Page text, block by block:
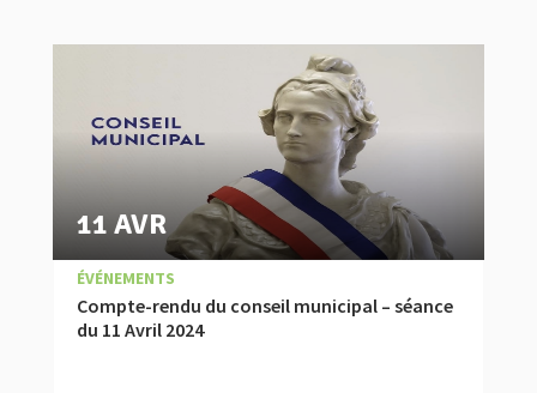
Compte-rendu du conseil municipal – séance
du 11 Avril 2024
11 AVR
|
COMPTES RENDUS
ÉVÉNEMENTS